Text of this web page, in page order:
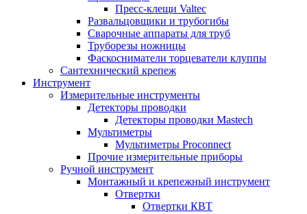
Пресс-клещи Valtec
Развальцовщики и трубогибы
Сварочные аппараты для труб
Труборезы ножницы
Фаскосниматели торцеватели клуппы
Сантехнический крепеж
Инструмент
Измерительные инструменты
Детекторы проводки
Детекторы проводки Mastech
Мультиметры
Мультиметры Proconnect
Прочие измерительные приборы
Ручной инструмент
Монтажный и крепежный инструмент
Отвертки
Отвертки КВТ